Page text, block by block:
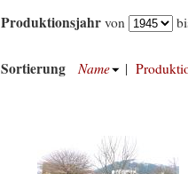
Produktionsjahr von
Sortierung Name |